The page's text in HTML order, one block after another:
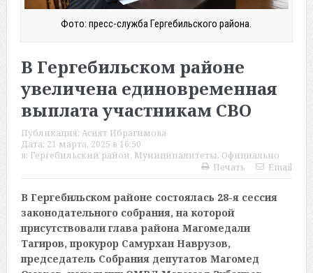
Фото: пресс-служба Гергебильского района.
В Гергебильском районе
увеличена единовременная
выплата участникам СВО
Публикация: Асият Ибрагимова
Дата: 21 марта, 2025 в 16:50
в: Гергебильский район, Муниципалитеты, Официально
Печать
Email
В Гергебильском районе состоялась 28-я сессия
законодательного собрания, на которой
присутствовали глава района Магомедали
Тагиров, прокурор Самурхан Наврузов,
председатель Собрания депутатов Магомед